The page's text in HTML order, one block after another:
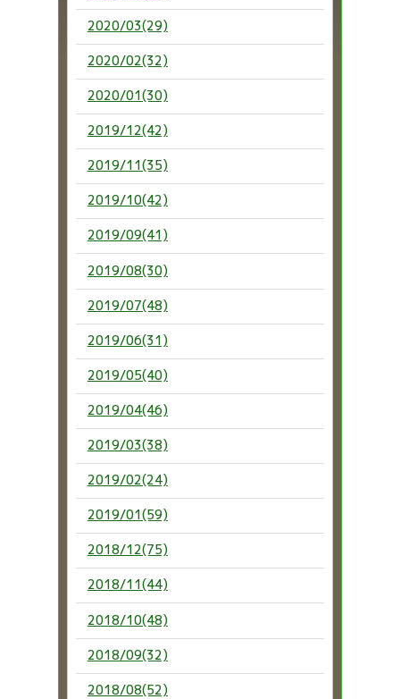
2020/03(29)
2020/02(32)
2020/01(30)
2019/12(42)
2019/11(35)
2019/10(42)
2019/09(41)
2019/08(30)
2019/07(48)
2019/06(31)
2019/05(40)
2019/04(46)
2019/03(38)
2019/02(24)
2019/01(59)
2018/12(75)
2018/11(44)
2018/10(48)
2018/09(32)
2018/08(52)